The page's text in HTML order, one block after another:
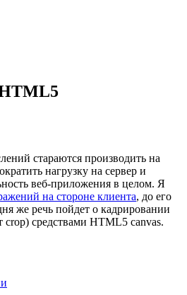
стараются производить на
нагрузку на сервер и
веб-приложения в целом. Я
на стороне клиента, до его
же речь пойдет о кадрировании
crop) средствами HTML5 canvas.